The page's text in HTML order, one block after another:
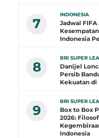
7
INDONESIA
Jadwal FIFA
Indonesia
8
BRI SUPER
Danijel
Persib
Kekuatan di
9
BRI SUPER
Box to Box
2026:
Indonesia